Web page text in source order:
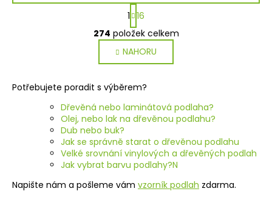
O
v
l
á
d
a
c
í
r
v
y
S
t
r
á
n
k
v
á
n
í
1 16
274 položek celkem
NAHORU
Potřebujete poradit s výběrem?
Dřevěná nebo laminátová podlaha?
Olej, nebo lak na dřevěnou podlahu?
Dub nebo buk?
Jak se správně starat o dřevěnou podlahu
Velké srovnání vinylových a dřevěných podlah
Jak vybrat barvu podlahy?N
Napište nám a pošleme vám vzorník podlah zdarma.